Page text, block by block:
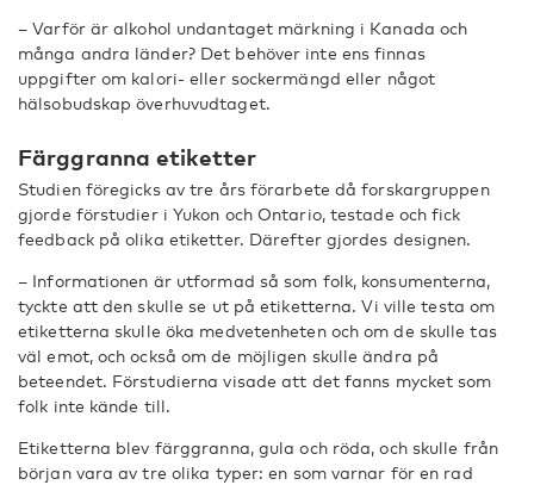
– Varför är alkohol undantaget märkning i Kanada och
många andra länder? Det behöver inte ens finnas
uppgifter om kalori- eller sockermängd eller något
hälsobudskap överhuvudtaget.
Färggranna etiketter
Studien föregicks av tre års förarbete då forskargruppen
gjorde förstudier i Yukon och Ontario, testade och fick
feedback på olika etiketter. Därefter gjordes designen.
– Informationen är utformad så som folk, konsumenterna,
tyckte att den skulle se ut på etiketterna. Vi ville testa om
etiketterna skulle öka medvetenheten och om de skulle tas
väl emot, och också om de möjligen skulle ändra på
beteendet. Förstudierna visade att det fanns mycket som
folk inte kände till.
Etiketterna blev färggranna, gula och röda, och skulle från
början vara av tre olika typer: en som varnar för en rad